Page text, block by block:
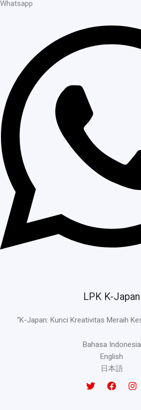
Whatsapp
LPK K-Japan
“K-Japan: Kunci Kreativitas Meraih
Bahasa Indonesia
English
日本語